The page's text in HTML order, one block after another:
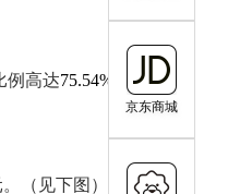
京东商城
例高达75.54%
；委
（见下图）